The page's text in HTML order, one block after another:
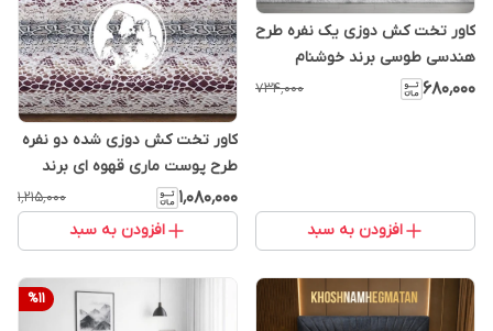
کاور تخت کش دوزی یک نفره طرح
هندسی طوسی برند خوشنام
هگمتان
۶۸۰٬۰۰۰ ۷۳۴٬۰۰۰
افزودن به سبد
کاور تخت کش دوزی شده دو نفره
طرح پوست ماری قهوه ای برند
خوشنام هگمتان کد 908
۱٬۰۸۰٬۰۰۰ ۱٬۲۱۵٬۰۰۰
افزودن به سبد
%11